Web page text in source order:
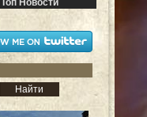
Топ Новости